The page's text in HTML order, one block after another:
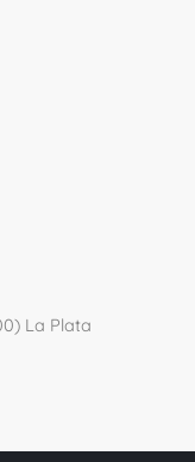
La Plata